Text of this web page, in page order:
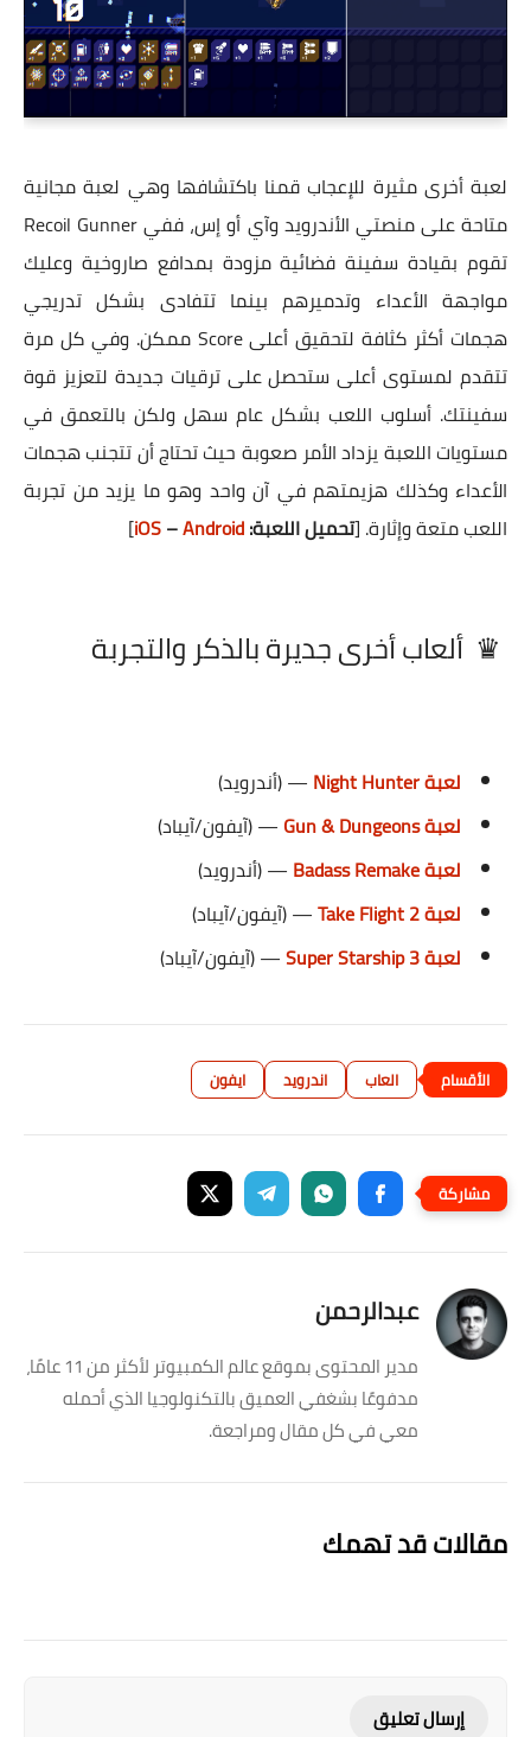
لعبة أخرى مثيرة للإعجاب قمنا باكتشافها وهي لعبة مجانية
متاحة على منصتي الأندرويد وآي أو إس، ففي Recoil Gunner
تقوم بقيادة سفينة فضائية مزودة بمدافع صاروخية وعليك
مواجهة الأعداء وتدميرهم بينما تتفادى بشكل تدريجي
هجمات أكثر كثافة لتحقيق أعلى Score ممكن. وفي كل مرة
تتقدم لمستوى أعلى ستحصل على ترقيات جديدة لتعزيز قوة
سفينتك. أسلوب اللعب بشكل عام سهل ولكن بالتعمق في
مستويات اللعبة يزداد الأمر صعوبة حيث تحتاج أن تتجنب هجمات
الأعداء وكذلك هزيمتهم في آن واحد وهو ما يزيد من تجربة
اللعب متعة وإثارة. [تحميل اللعبة: iOS–Android
]
♛ ألعاب أخرى جديرة بالذكر والتجربة
لعبة Night Hunter
— (أندرويد)
لعبة Gun & Dungeons
— (آيفون/آيباد)
لعبة Badass Remake
— (أندرويد)
لعبة Take Flight 2
— (آيفون/آيباد)
لعبة Super Starship 3
— (آيفون/آيباد)
العاب اندرويد ايفون
عبدالرحمن
مدير المحتوى بموقع عالم الكمبيوتر لأكثر من 11 عامًا،
مدفوعًا بشغفي العميق بالتكنولوجيا الذي أحمله
معي في كل مقال ومراجعة.
مقالات قد تهمك
إرسال تعليق